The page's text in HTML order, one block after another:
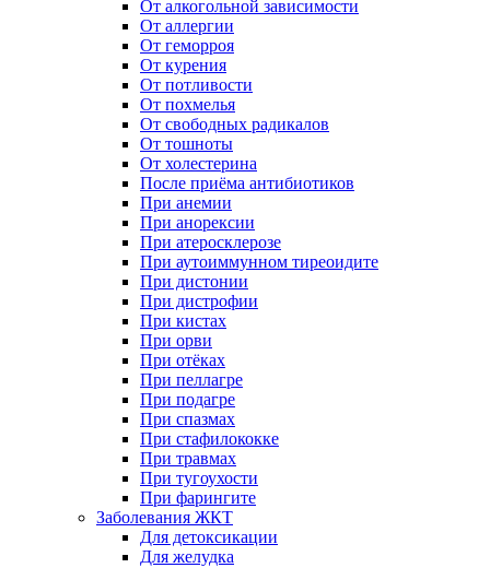
От алкогольной зависимости
От аллергии
От геморроя
От курения
От потливости
От похмелья
От свободных радикалов
От тошноты
От холестерина
После приёма антибиотиков
При анемии
При анорексии
При атеросклерозе
При аутоиммунном тиреоидите
При дистонии
При дистрофии
При кистах
При орви
При отёках
При пеллагре
При подагре
При спазмах
При стафилококке
При травмах
При тугоухости
При фарингите
Заболевания ЖКТ
Для детоксикации
Для желудка